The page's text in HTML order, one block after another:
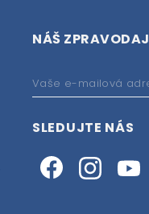
NÁŠ ZPRAVODAJ
SLEDUJTE NÁS